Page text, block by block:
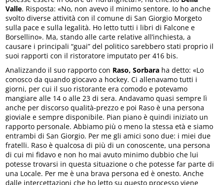
Valle. Risposta: «No, non avevo il minimo sentore. Io ho anche
svolto diverse attività con il comune di San Giorgio Morgeto
sulla pace e sulla legalità. Ho letto tutti i libri di Falcone e
Borsellino». Ma, stando alle carte relative all’inchiesta, a
causare i principali “guai” del politico sarebbero stati proprio il
suoi rapporti con il ristoratore imputato per 416 bis.
Analizzando il suo rapporto con Raso, Sorbara ha detto: «Lo
conosco da quando giocavo a hockey. Ci allenavamo tutti i
giorni, per cui il suo ristorante era comodo e potevamo
mangiare alle 14 o alle 23 di sera. Andavamo quasi sempre lì
anche per discorso qualità-prezzo e poi Raso è una persona
gioviale e sempre disponibile. Pian piano è quindi iniziato un
rapporto personale. Abbiamo più o meno la stessa età e siamo
entrambi di San Giorgio. Per me gli amici sono due: i miei due
fratelli. Raso è qualcosa di più di un conoscente, una persona
di cui mi fidavo e non ho mai avuto minimo dubbio che lui
potesse trovarsi in questa situazione o che potesse far parte di
una Locale. Per me è una brava persona ed è onesto. Anche
dalle intercettazioni che ho letto su questo processo viene